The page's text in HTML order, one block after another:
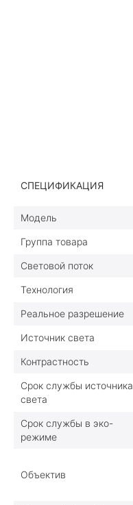
СПЕЦИФИКАЦИЯ
Модель
Группа товара
Световой поток
Технология
Реальное разрешение
Источник света
Контрастность
Срок службы источника
света
Срок службы в эко-
режиме
Объектив